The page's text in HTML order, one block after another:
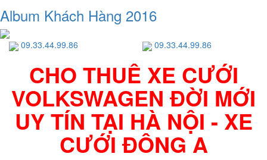
Album Khách Hàng 2016
09.33.44.99.86 09.33.44.99.86
CHO THUÊ XE CƯỚI
VOLKSWAGEN ĐỜI MỚI
UY TÍN TẠI HÀ NỘI - XE
CƯỚI ĐÔNG A